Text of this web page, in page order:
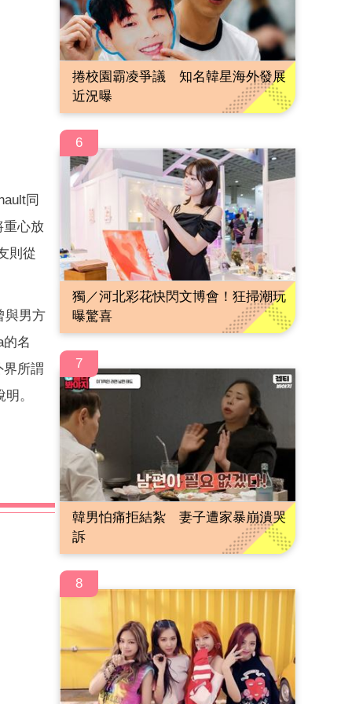
同
重心放
則從
與男方
名
界所謂
。
捲校園霸凌爭議 知名韓星海外發展
近況曝
6
獨／河北彩花快閃文博會！狂掃潮玩
曝驚喜
7
韓男怕痛拒結紮 妻子遭家暴崩潰哭
訴
8